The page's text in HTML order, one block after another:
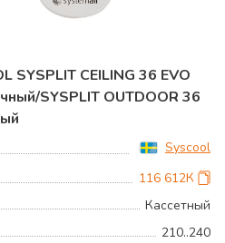
SYSPLIT CEILING 36 EVO
SYSPLIT OUTDOOR 36
Syscool
116 612К
Кассетный
210..240